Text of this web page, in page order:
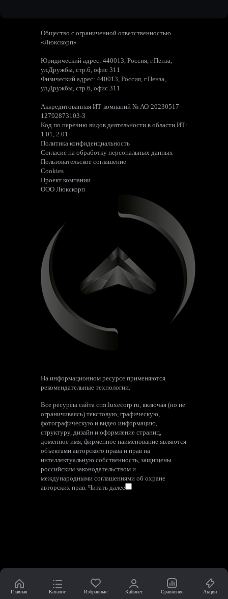
Общество с ограниченной ответственностью
«Люкскорп»
Юридический адрес: 440013, Россия, г.Пенза,
ул.Дружбы, стр.6, офис 311
Физический адрес: 440013, Россия, г.Пенза,
ул.Дружбы, стр.6, офис 311
Аккредитованная ИТ-компаний № АО-20230517-
12792873103-3
Код по перечню видов деятельности в области ИТ:
1.01, 2.01
Политика конфиденциальность
Согласие на обработку персональных данных
Пользовательское соглашение
Cookies
Проект компании
ООО Люкскорп
На информационном ресурсе применяются
рекомендательные технологии.
Все ресурсы сайта crm.luxecorp.ru, включая (но не
ограничиваясь) текстовую, графическую,
фотографическую и видео информацию,
структуру, дизайн и оформление страниц,
доменное имя, фирменное наименование являются
объектами авторского права и прав на
интеллектуальную собственность, защищены
российским законодательством и
международными соглашениями об охране
авторских прав. Читать далее
Главная Каталог Избранные Кабинет Сравнение Акции